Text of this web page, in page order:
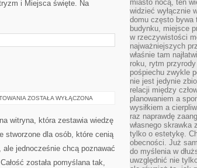
i Miejsca święte. Na
TRENING
ZOSTAŁA WYŁĄCZONA
witryna, która zestawia wiedzę
stworzone dla osób, które cenią
ale jednocześnie chcą poznawać
została pomyślana tak,
miasto nocą, ten
widzieć wyłącznie
domu często bywa
budynku, miejsce
w rzeczywistości
najważniejszych
właśnie tam
roku, rytm
pośpiechu zwykle
nie jest jedynie
relacji między
planowaniem a
wysiłkiem a
raz naprawdę
własnego skrawka
tylko o estetykę.
obecności. Już
do myślenia w
uwzględnić nie